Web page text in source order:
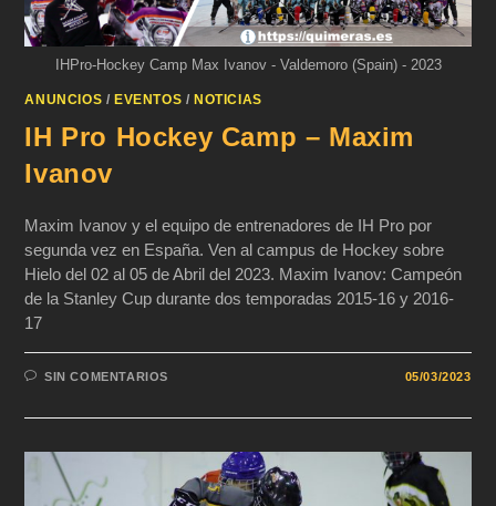
IHPro-Hockey Camp Max Ivanov - Valdemoro (Spain) - 2023
ANUNCIOS /EVENTOS /NOTICIAS
IH Pro Hockey Camp – Maxim
Ivanov
Maxim Ivanov y el equipo de entrenadores de IH Pro por
segunda vez en España. Ven al campus de Hockey sobre
Hielo del 02 al 05 de Abril del 2023. Maxim Ivanov: Campeón
de la Stanley Cup durante dos temporadas 2015-16 y 2016-
17
SIN COMENTARIOS 05/03/2023